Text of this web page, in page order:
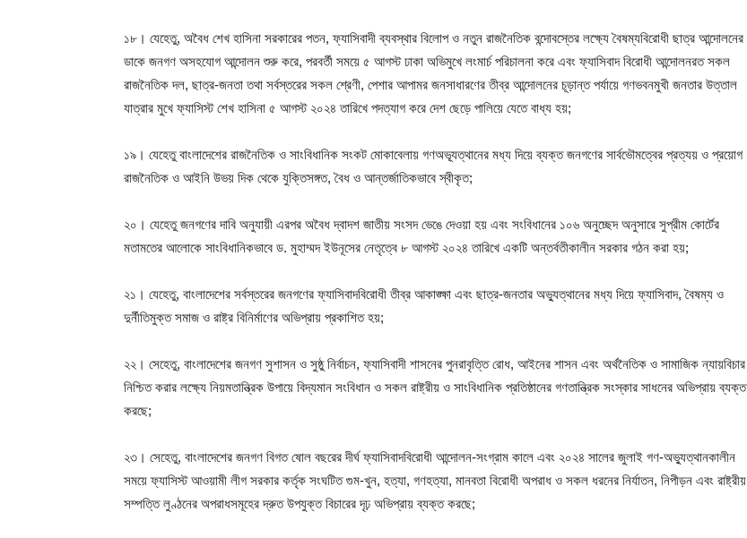
১৮। যেহেতু, অবৈধ শেখ হাসিনা সরকারের পতন, ফ্যাসিবাদী ব্যবস্থার বিলোপ ও নতুন রাজনৈতিক বন্দোবস্তের লক্ষ্যে বৈষম্যবিরোধী ছাত্র আন্দোলনের
ডাকে জনগণ অসহযোগ আন্দোলন শুরু করে, পরবর্তী সময়ে ৫ আগস্ট ঢাকা অভিমুখে লংমার্চ পরিচালনা করে এবং ফ্যাসিবাদ বিরোধী আন্দোলনরত সকল
রাজনৈতিক দল, ছাত্র-জনতা তথা সর্বস্তরের সকল শ্রেণী, পেশার আপামর জনসাধারণের তীব্র আন্দোলনের চূড়ান্ত পর্যায়ে গণভবনমুখী জনতার উত্তাল
যাত্রার মুখে ফ্যাসিস্ট শেখ হাসিনা ৫ আগস্ট ২০২৪ তারিখে পদত্যাগ করে দেশ ছেড়ে পালিয়ে যেতে বাধ্য হয়;
১৯। যেহেতু বাংলাদেশের রাজনৈতিক ও সাংবিধানিক সংকট মোকাবেলায় গণঅভ্যূত্থানের মধ্য দিয়ে ব্যক্ত জনগণের সার্বভৌমত্বের প্রত্যয় ও প্রয়োগ
রাজনৈতিক ও আইনি উভয় দিক থেকে যুক্তিসঙ্গত, বৈধ ও আন্তর্জাতিকভাবে স্বীকৃত;
২০। যেহেতু জনগণের দাবি অনুযায়ী এরপর অবৈধ দ্বাদশ জাতীয় সংসদ ভেঙে দেওয়া হয় এবং সংবিধানের ১০৬ অনুচ্ছেদ অনুসারে সুপ্রীম কোর্টের
মতামতের আলোকে সাংবিধানিকভাবে ড. মুহাম্মদ ইউনূসের নেতৃত্বে ৮ আগস্ট ২০২৪ তারিখে একটি অন্তর্বতীকালীন সরকার গঠন করা হয়;
২১। যেহেতু, বাংলাদেশের সর্বস্তরের জনগণের ফ্যাসিবাদবিরোধী তীব্র আকাঙ্ক্ষা এবং ছাত্র-জনতার অভ্যুত্থানের মধ্য দিয়ে ফ্যাসিবাদ, বৈষম্য ও
দুর্নীতিমুক্ত সমাজ ও রাষ্ট্র বিনির্মাণের অভিপ্রায় প্রকাশিত হয়;
২২। সেহেতু, বাংলাদেশের জনগণ সুশাসন ও সুষ্ঠু নির্বাচন, ফ্যাসিবাদী শাসনের পুনরাবৃত্তি রোধ, আইনের শাসন এবং অর্থনৈতিক ও সামাজিক ন্যায়বিচার
নিশ্চিত করার লক্ষ্যে নিয়মতান্ত্রিক উপায়ে বিদ্যমান সংবিধান ও সকল রাষ্ট্রীয় ও সাংবিধানিক প্রতিষ্ঠানের গণতান্ত্রিক সংস্কার সাধনের অভিপ্রায় ব্যক্ত
করছে;
২৩। সেহেতু, বাংলাদেশের জনগণ বিগত ষোল বছরের দীর্ঘ ফ্যাসিবাদবিরোধী আন্দোলন-সংগ্রাম কালে এবং ২০২৪ সালের জুলাই গণ-অভ্যুত্থানকালীন
সময়ে ফ্যাসিস্ট আওয়ামী লীগ সরকার কর্তৃক সংঘটিত গুম-খুন, হত্যা, গণহত্যা, মানবতা বিরোধী অপরাধ ও সকল ধরনের নির্যাতন, নিপীড়ন এবং রাষ্ট্রীয়
সম্পত্তি লুণ্ঠনের অপরাধসমূহের দ্রুত উপযুক্ত বিচারের দৃঢ় অভিপ্রায় ব্যক্ত করছে;